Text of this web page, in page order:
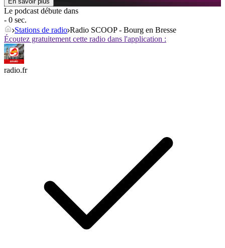
Le podcast débute dans
- 0 sec.
Stations de radio Radio SCOOP - Bourg en Bresse
Écoutez gratuitement cette radio dans l'application :
radio.fr